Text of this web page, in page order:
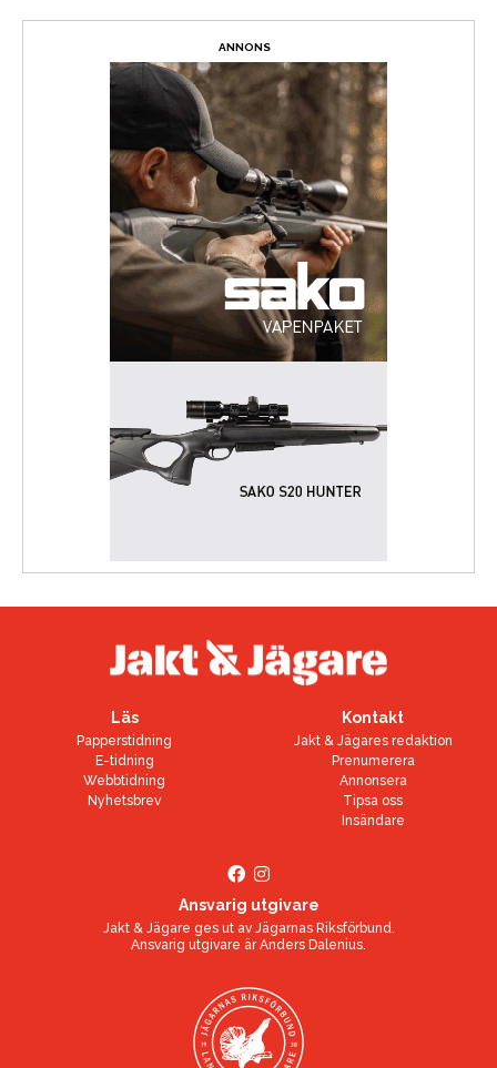
ANNONS
Läs
Papperstidning
E-tidning
Webbtidning
Nyhetsbrev
Kontakt
Jakt & Jägares redaktion
Prenumerera
Annonsera
Tipsa oss
Insändare
Ansvarig utgivare
Jakt & Jägare ges ut av Jägarnas Riksförbund.
Ansvarig utgivare ärAnders Dalenius.